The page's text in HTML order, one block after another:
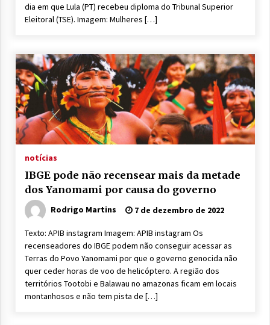
dia em que Lula (PT) recebeu diploma do Tribunal Superior
Eleitoral (TSE). Imagem: Mulheres […]
notícias
IBGE pode não recensear mais da metade
dos Yanomami por causa do governo
Rodrigo Martins 7 de dezembro de 2022
Texto: APIB instagram Imagem: APIB instagram Os
recenseadores do IBGE podem não conseguir acessar as
Terras do Povo Yanomami por que o governo genocida não
quer ceder horas de voo de helicóptero. A região dos
territórios Tootobi e Balawau no amazonas ficam em locais
montanhosos e não tem pista de […]